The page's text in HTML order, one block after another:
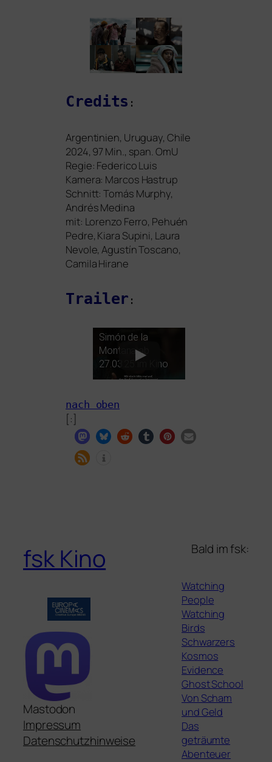
Credits :
Argentinien, Uruguay, Chile
2024, 97 Min., span. OmU
Regie: Federico Luis
Kamera: Marcos Hastrup
Schnitt: Tomás Murphy,
Andrés Medina
mit: Lorenzo Ferro, Pehuén
Pedre, Kiara Supini, Laura
Nevole, Agustín Toscano,
Camila Hirane
Trailer :
Simón de la
Montana ab
27.03.25 im Kino
nach oben
[:]
fsk Kino
Mastodon
Impressum
Datenschutzhinweise
Bald im fsk:
Watching
People
Watching
Birds
Schwarzers
Kosmos
Evidence
Ghost School
Von Scham
und Geld
Das
geträumte
Abenteuer